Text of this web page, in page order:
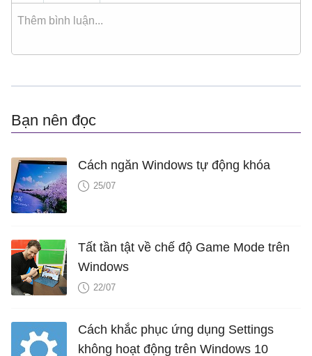
Bạn nên đọc
Cách ngăn Windows tự động khóa
25/07
Tất tần tật về chế độ Game Mode trên
Windows
22/07
Cách khắc phục ứng dụng Settings
không hoạt động trên Windows 10